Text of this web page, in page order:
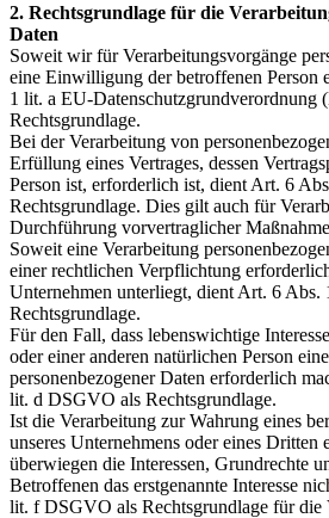
2. Rechtsgrundlage für die
Daten
Soweit wir für Verarbeitungsvorgänge
eine Einwilligung der betroffenen Person
1 lit. a EU-Datenschutzgrundverordnung
Rechtsgrundlage.
Bei der Verarbeitung von
Erfüllung eines Vertrages, dessen
Person ist, erforderlich ist, dient Art. 6
Rechtsgrundlage. Dies gilt auch für
Durchführung vorvertraglicher
Soweit eine Verarbeitung
einer rechtlichen Verpflichtung
Unternehmen unterliegt, dient Art. 6
Rechtsgrundlage.
Für den Fall, dass lebenswichtige
oder einer anderen natürlichen Person
personenbezogener Daten erforderlich
lit. d DSGVO als Rechtsgrundlage.
Ist die Verarbeitung zur Wahrung eines
unseres Unternehmens oder eines Dritten
überwiegen die Interessen, Grundrechte
Betroffenen das erstgenannte Interesse
lit. f DSGVO als Rechtsgrundlage für die